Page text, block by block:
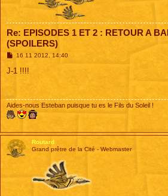
Re: EPISODES 1 ET 2 : RETOUR A
(SPOILERS)
M
s
16 11 2012, 14:40
J-1 !!!!
Aides-nous Esteban puisque tu es le Fils du Soleil !
Routard
Grand prêtre de la Cité - Webmaster